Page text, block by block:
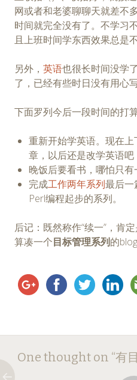
网或者和老婆聊聊天就差不
时间就完全没有了。不学习
且上班时间学东西效果总是
另外， 英语也很长时间没学
了，已经有些时日没有用心
下面罗列今后一段时间的打
重新开始学英语。现在
章，以后还是改学英语吧
晚饭后要看书，哪怕只有
完成工作两年系列最后一
Perl编程起步的系列。
后记：既然称作“续一”，肯
算凑一个目标管理系列的blog
Post
One thought on “有